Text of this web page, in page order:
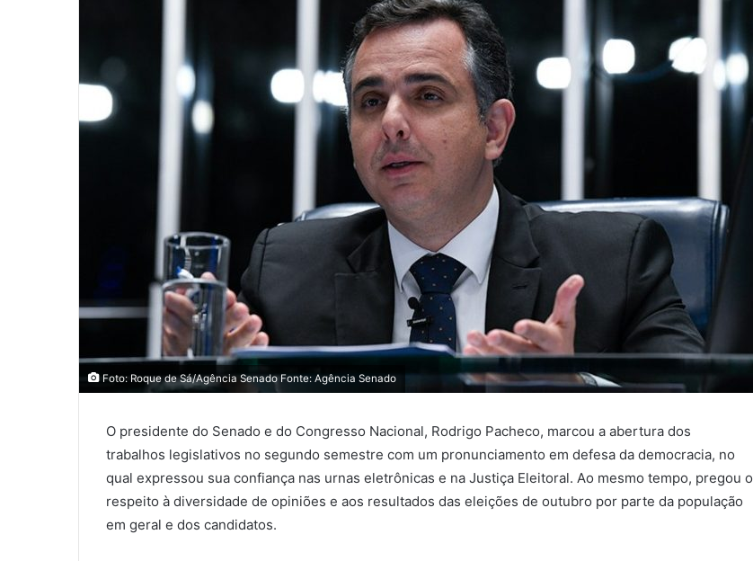
Foto: Roque de Sá/Agência Senado Fonte: Agência Senado
O presidente do Senado e do Congresso Nacional, Rodrigo Pacheco, marcou a abertura dos
trabalhos legislativos no segundo semestre com um pronunciamento em defesa da democracia, no
qual expressou sua confiança nas urnas eletrônicas e na Justiça Eleitoral. Ao mesmo tempo, pregou o
respeito à diversidade de opiniões e aos resultados das eleições de outubro por parte da população
em geral e dos candidatos.